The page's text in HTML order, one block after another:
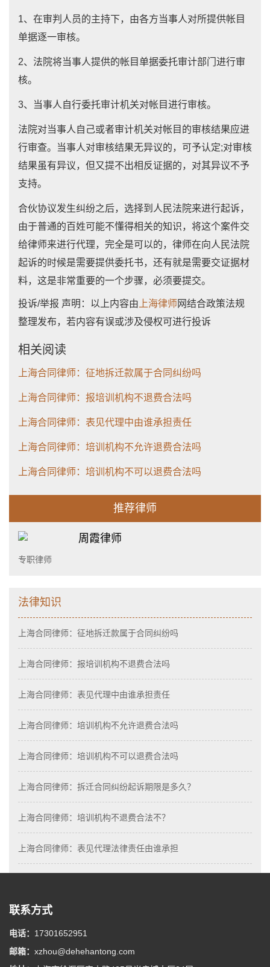
1、在审判人员的主持下，由各方当事人对所提供帐目
单据逐一审核。
2、法院将当事人提供的帐目单据委托审计部门进行审
核。
3、当事人自行委托审计机关对帐目进行审核。
法院对当事人自己或者审计机关对帐目的审核结果应进
行审查。当事人对审核结果无异议的，可予认定;对审核
结果虽有异议，但又提不出相反证据的，对其异议不予
支持。
合伙协议发生纠纷之后，选择到人民法院来进行起诉，
由于普通的百姓可能不懂得相关的知识，将这个案件交
给律师来进行代理，完全是可以的，律师在向人民法院
起诉的时候是需要提供委托书，还有就是需要交证据材
料，这是非常重要的一个步骤，必须要提交。
投诉/举报 声明：以上内容由 上海律师 网结合政策法规
整理发布，若内容有误或涉及侵权可进行投诉
相关阅读
上海合同律师：征地拆迁款属于合同纠纷吗
上海合同律师：报培训机构不退费合法吗
上海合同律师：表见代理中由谁承担责任
上海合同律师：培训机构不允许退费合法吗
上海合同律师：培训机构不可以退费合法吗
推荐律师
周霞律师
专职律师
法律知识
上海合同律师：征地拆迁款属于合同纠纷吗
上海合同律师：报培训机构不退费合法吗
上海合同律师：表见代理中由谁承担责任
上海合同律师：培训机构不允许退费合法吗
上海合同律师：培训机构不可以退费合法吗
上海合同律师：拆迁合同纠纷起诉期限是多久？
上海合同律师：培训机构不退费合法不？
上海合同律师：表见代理法律责任由谁承担
联系方式
电话： 17301652951
邮箱： xzhou@dehehantong.com